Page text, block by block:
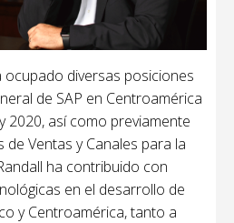
diversas posiciones
de SAP en Centroamérica
2020, así como previamente
de Ventas y Canales para la
ha contribuido con
en el desarrollo de
y Centroamérica, tanto a